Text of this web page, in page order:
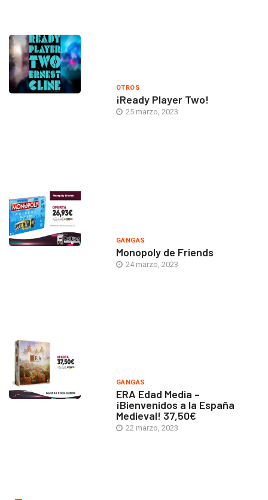
OTROS
¡Ready Player Two!
25 marzo, 2023
GANGAS
Monopoly de Friends
24 marzo, 2023
GANGAS
ERA Edad Media –
¡Bienvenidos a la España
Medieval! 37,50€
22 marzo, 2023